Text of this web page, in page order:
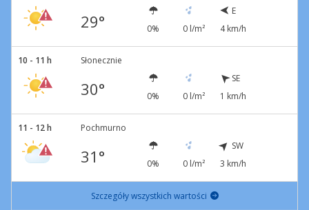
29° 0% 0 l/m²
E
4 km/h
10 - 11 h Słonecznie
30° 0% 0 l/m²
SE
1 km/h
11 - 12 h Pochmurno
31° 0% 0 l/m²
SW
3 km/h
Szczegóły wszystkich wartości